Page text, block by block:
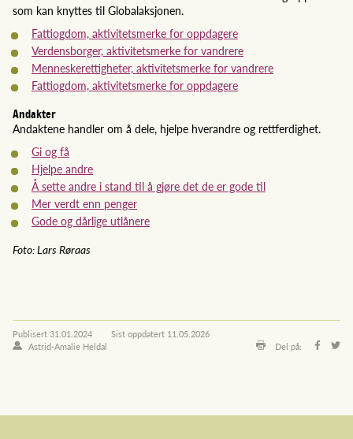
som kan knyttes til Globalaksjonen.
Fattiogdom, aktivitetsmerke for oppdagere
Verdensborger, aktivitetsmerke for vandrere
Menneskerettigheter, aktivitetsmerke for vandrere
Fattiogdom, aktivitetsmerke for oppdagere
Andakter
Andaktene handler om å dele, hjelpe hverandre og rettferdighet.
Gi og få
Hjelpe andre
Å sette andre i stand til å gjøre det de er gode til
Mer verdt enn penger
Gode og dårlige utlånere
Foto: Lars Røraas
Publisert31.01.2024 Sist oppdatert 11.05.2026
Astrid-Amalie Heldal
Del på: